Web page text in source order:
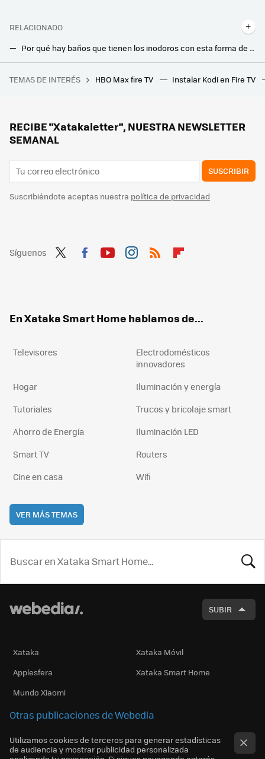
RELACIONADO
Por qué hay baños que tienen los inodoros con esta forma de herradura: esta es su función
No tires los cartones de leche: así puedes reciclarlos como maceteros para la casa
Es sencillamente la película de superhéroes más grande de la historia y ahora vuelve a los cines con una versión más larga y ambiciosa
TEMAS DE INTERÉS HBO Max fire TV Instalar Kodi en Fire TV
RECIBE "Xatakaletter", NUESTRA NEWSLETTER
SEMANAL
SUSCRIBIR
Suscribiéndote aceptas nuestra política de privacidad
Síguenos
En Xataka Smart Home hablamos de...
Televisores
Electrodomésticos
innovadores
Hogar
Iluminación y energía
Tutoriales
Trucos y bricolaje smart
Ahorro de Energía
Iluminación LED
Smart TV
Routers
Cine en casa
Wifi
VER MÁS TEMAS
SUBIR
Xataka
Xataka Móvil
Applesfera
Xataka Smart Home
Mundo Xiaomi
Otras publicaciones de Webedia
Utilizamos cookies de terceros para generar estadísticas
de audiencia y mostrar publicidad personalizada